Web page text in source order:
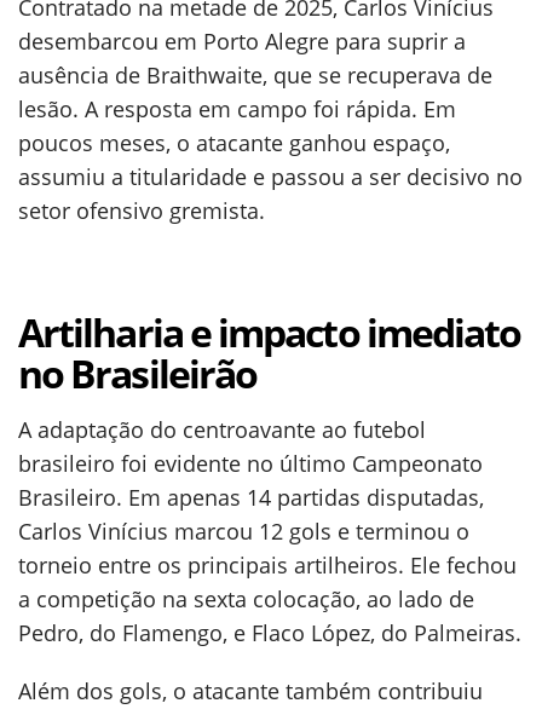
Contratado na metade de 2025, Carlos Vinícius
desembarcou em Porto Alegre para suprir a
ausência de Braithwaite, que se recuperava de
lesão. A resposta em campo foi rápida. Em
poucos meses, o atacante ganhou espaço,
assumiu a titularidade e passou a ser decisivo no
setor ofensivo gremista.
Artilharia e impacto imediato
no Brasileirão
A adaptação do centroavante ao futebol
brasileiro foi evidente no último Campeonato
Brasileiro. Em apenas 14 partidas disputadas,
Carlos Vinícius marcou 12 gols e terminou o
torneio entre os principais artilheiros. Ele fechou
a competição na sexta colocação, ao lado de
Pedro, do Flamengo, e Flaco López, do Palmeiras.
Além dos gols, o atacante também contribuiu